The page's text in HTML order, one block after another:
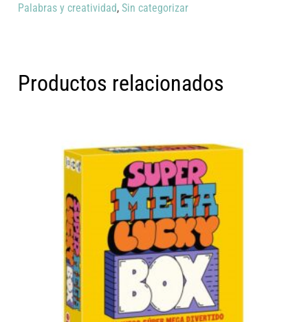
Palabras y creatividad,Sin categorizar
Productos relacionados